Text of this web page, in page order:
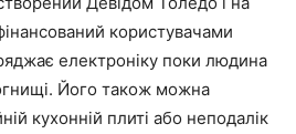
користувачами
електроніку поки людина
Його також можна
кухонній плиті або неподалік